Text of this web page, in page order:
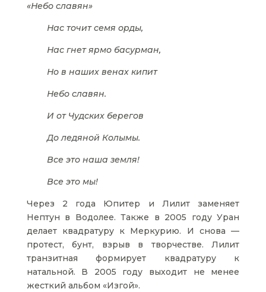
«Небо славян»
Нас точит семя орды,
Нас гнет ярмо басурман,
Но в наших венах кипит
Небо славян.
И от Чудских берегов
До ледяной Колымы.
Все это наша земля!
Все это мы!
Через 2 года Юпитер и Лилит заменяет
Нептун в Водолее. Также в 2005 году Уран
делает квадратуру к Меркурию. И снова —
протест, бунт, взрыв в творчестве. Лилит
транзитная формирует квадратуру к
натальной. В 2005 году выходит не менее
жесткий альбом «Изгой».